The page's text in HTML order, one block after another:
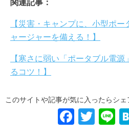
【災害・キャンプに、小型ポ
ャージャーを備える！】
【寒さに弱い「ポータブル電
るコツ！】
このサイトや記事が気に入ったらシェ
F T Li